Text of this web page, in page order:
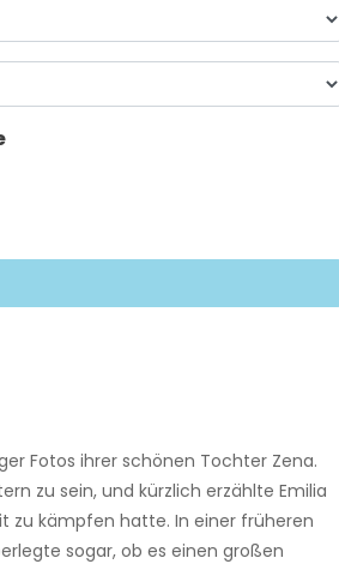
Fotos ihrer schönen Tochter Zena.
zu sein, und kürzlich erzählte Emilia
zu kämpfen hatte. In einer früheren
sogar, ob es einen großen